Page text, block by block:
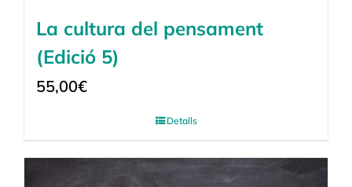
La cultura del pensament
(Edició 5)
55,00€
Detalls